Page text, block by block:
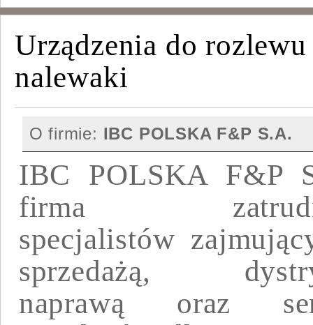
Urządzenia do
nalewaki
O firmie: IBC POLSKA F&P S.A.
IBC POLSKA F&P
firma
specjalistów
sprzedażą,
naprawą oraz